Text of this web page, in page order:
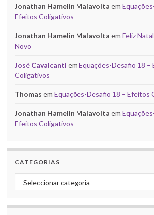
Jonathan Hamelin Malavolta em
Efeitos Coligativos
Jonathan Hamelin Malavolta em Feliz
Novo
José Cavalcanti em Equações-Desafio 18 –
Coligativos
Thomas em Equações-Desafio 18 – Efeitos
Jonathan Hamelin Malavolta em
Efeitos Coligativos
CATEGORIAS
Categorias